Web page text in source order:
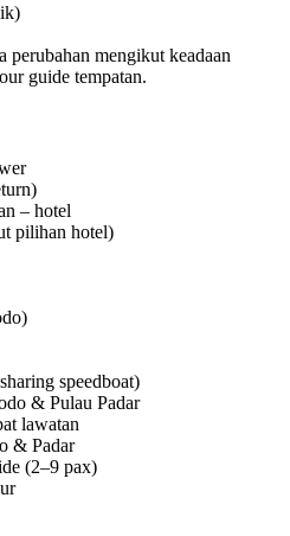
perubahan mengikut keadaan
guide tempatan.
– hotel
pilihan hotel)
speedboat)
& Pulau Padar
lawatan
& Padar
(2–9 pax)